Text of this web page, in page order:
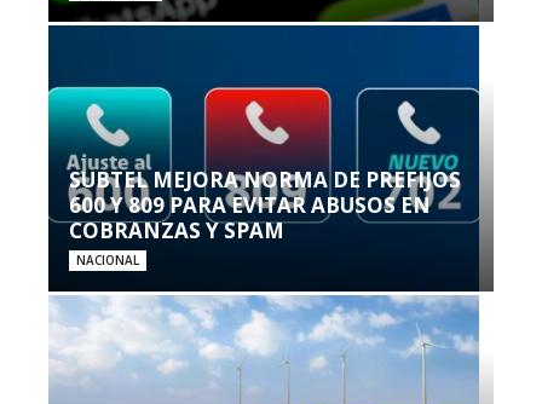
SUBTEL MEJORA NORMA DE PREFIJOS
600 Y 809 PARA EVITAR ABUSOS EN
COBRANZAS Y SPAM
NACIONAL